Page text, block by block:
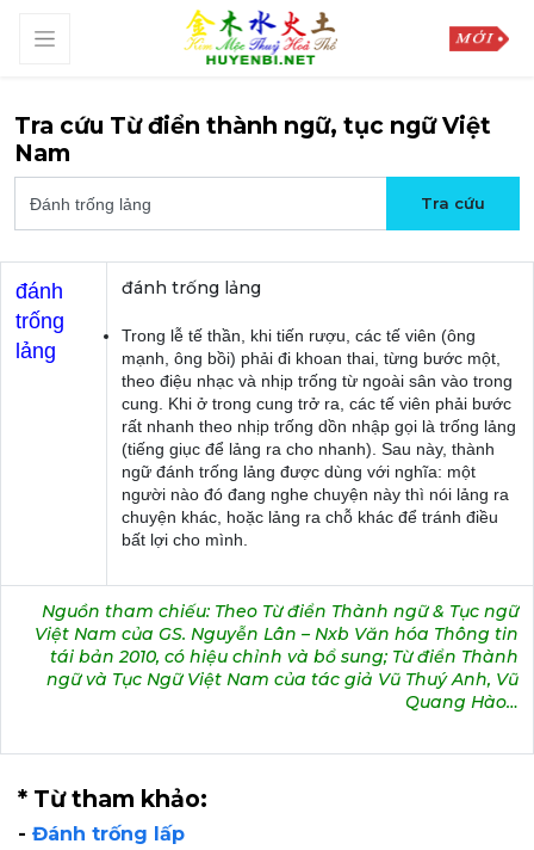
Tra cứu Từ điển thành ngữ, tục ngữ Việt
Nam
đánh
trống
lảng
đánh trống lảng
Trong lễ tế thần, khi tiến rượu, các tế viên (ông
mạnh, ông bồi) phải đi khoan thai, từng bước một,
theo điệu nhạc và nhịp trống từ ngoài sân vào trong
cung. Khi ở trong cung trở ra, các tế viên phải bước
rất nhanh theo nhịp trống dồn nhập gọi là trống lảng
(tiếng giục để lảng ra cho nhanh). Sau này, thành
ngữ đánh trống lảng được dùng với nghĩa: một
người nào đó đang nghe chuyện này thì nói lảng ra
chuyện khác, hoặc lảng ra chỗ khác để tránh điều
bất lợi cho mình.
Nguồn tham chiếu: Theo Từ điển Thành ngữ & Tục ngữ
Việt Nam của GS. Nguyễn Lân – Nxb Văn hóa Thông tin
tái bản 2010, có hiệu chỉnh và bổ sung; Từ điển Thành
ngữ và Tục Ngữ Việt Nam của tác giả Vũ Thuý Anh, Vũ
Quang Hào…
* Từ tham khảo:
- Đánh trống lấp